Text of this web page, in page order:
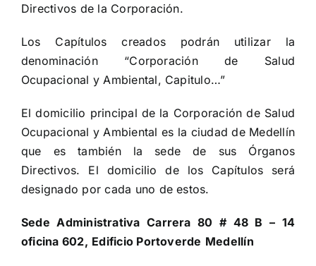
Directivos de la Corporación.
Los Capítulos creados podrán utilizar la
denominación “Corporación de Salud
Ocupacional y Ambiental, Capitulo…”
El domicilio principal de la Corporación de Salud
Ocupacional y Ambiental es la ciudad de Medellín
que es también la sede de sus Órganos
Directivos. El domicilio de los Capítulos será
designado por cada uno de estos.
Sede AdministrativaCarrera 80 # 48 B – 14
oficina 602, Edificio Portoverde Medellín